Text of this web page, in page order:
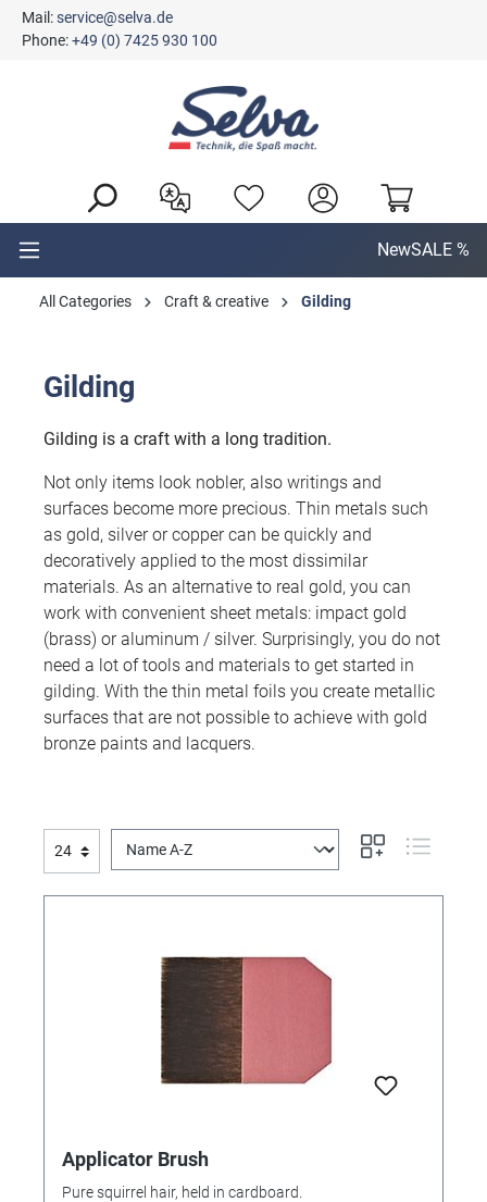
content
Mail:service@selva.de
Phone:+49 (0) 7425 930 100
NewSALE %
All Categories Craft & creative Gilding
Gilding
Gilding is a craft with a long tradition.
Not only items look nobler, also writings and
surfaces become more precious. Thin metals such
as gold, silver or copper can be quickly and
decoratively applied to the most dissimilar
materials. As an alternative to real gold, you can
work with convenient sheet metals: impact gold
(brass) or aluminum / silver. Surprisingly, you do not
need a lot of tools and materials to get started in
gilding. With the thin metal foils you create metallic
surfaces that are not possible to achieve with gold
bronze paints and lacquers.
Applicator Brush
Pure squirrel hair, held in cardboard.